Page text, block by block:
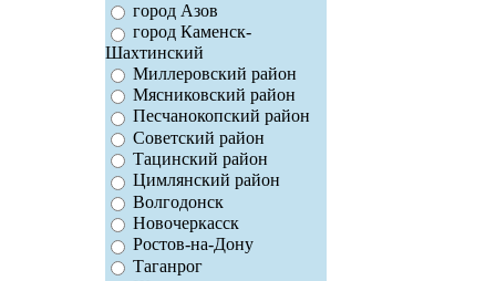
город Азов
город Каменск-
Шахтинский
Миллеровский район
Мясниковский район
Песчанокопский район
Советский район
Тацинский район
Цимлянский район
Волгодонск
Новочеркасск
Ростов-на-Дону
Таганрог